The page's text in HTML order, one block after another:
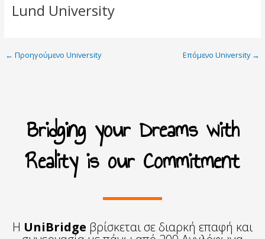
Lund University
← Προηγούμενο University Επόμενο University →
Bridging your Dreams with
Reality is our Commitment
Η UniBridge βρίσκεται σε διαρκή επαφή και